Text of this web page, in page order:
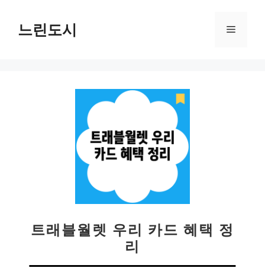
느린도시 메
트래블월렛 우리 카드 혜택 정
리